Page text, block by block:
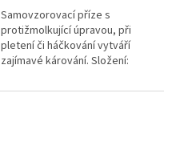
5
hvězdiček.
Samovzorovací příze s
protižmolkující úpravou, při
pletení či háčkování vytváří
zajímavé kárování. Složení:
nežmolkuje);Váha / návin: 200 g...